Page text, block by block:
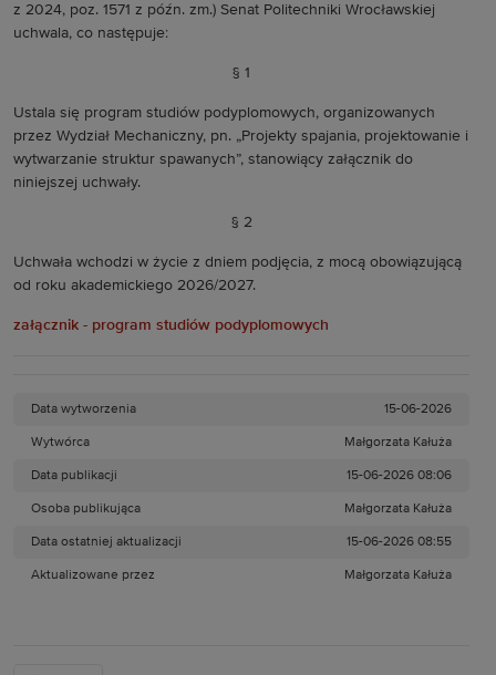
z 2024, poz. 1571 z późn. zm.) Senat Politechniki Wrocławskiej
uchwala, co następuje:
§ 1
Ustala się program studiów podyplomowych, organizowanych
przez Wydział Mechaniczny, pn. „Projekty spajania, projektowanie i
wytwarzanie struktur spawanych”, stanowiący załącznik do
niniejszej uchwały.
§ 2
Uchwała wchodzi w życie z dniem podjęcia, z mocą obowiązującą
od roku akademickiego 2026/2027.
załącznik - program studiów podyplomowych
Data wytworzenia 15-06-2026
Wytwórca Małgorzata Kałuża
Data publikacji 15-06-2026 08:06
Osoba publikująca Małgorzata Kałuża
Data ostatniej aktualizacji 15-06-2026 08:55
Aktualizowane przez Małgorzata Kałuża